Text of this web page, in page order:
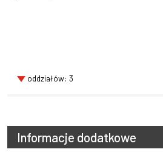
oddziałów: 3
Informacje dodatkowe